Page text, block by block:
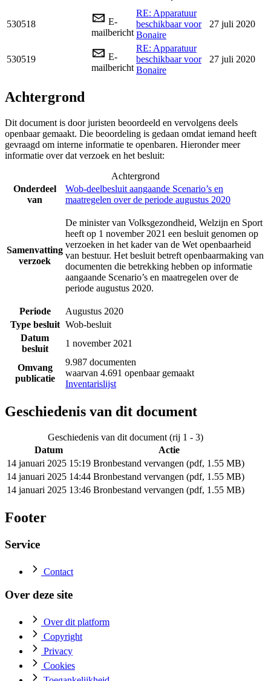
530518
E-
mailbericht
RE: Apparatuur
beschikbaar voor
Bonaire
27 juli 2020
530519
E-
mailbericht
RE: Apparatuur
beschikbaar voor
Bonaire
27 juli 2020
Achtergrond
Dit document is door juristen beoordeeld en vervolgens deels
openbaar gemaakt. Die beoordeling is gedaan omdat iemand heeft
gevraagd om interne informatie te openbaren. Hieronder meer
informatie over dat verzoek en het besluit:
Achtergrond
Onderdeel
van
Wob-deelbesluit aangaande Scenario’s en
maatregelen over de periode augustus 2020
Samenvatting
verzoek
De minister van Volksgezondheid, Welzijn en Sport
heeft op 1 november 2021 een besluit genomen op
verzoeken in het kader van de Wet openbaarheid
van bestuur. Het besluit betreft openbaarmaking van
documenten die betrekking hebben op informatie
aangaande Scenario’s en maatregelen over de
periode augustus 2020.
Periode
Augustus 2020
Type besluit Wob-besluit
Datum
besluit
1 november 2021
Omvang
publicatie
9.987 documenten
waarvan 4.691 openbaar gemaakt
Inventarislijst
Geschiedenis van dit document
Geschiedenis van dit document (rij 1 - 3)
Datum
Actie
14 januari 2025 15:19 Bronbestand vervangen (pdf, 1.55 MB)
14 januari 2025 14:44 Bronbestand vervangen (pdf, 1.55 MB)
14 januari 2025 13:46 Bronbestand vervangen (pdf, 1.55 MB)
Footer
Service
Contact
Over deze site
Over dit platform
Copyright
Privacy
Cookies